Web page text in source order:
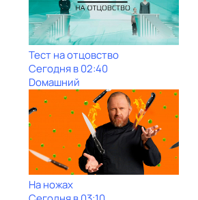
Тест на отцовство
Сегодня в 02:40
Dомашний
На ножах